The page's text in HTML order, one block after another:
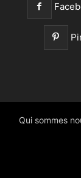
Qui sommes